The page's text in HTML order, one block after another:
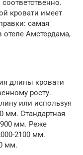
кровати имеет
самая
отеле Амстердама,
длины кровати
росту.
или используя
мм. Стандартная
мм. Реже
2100 мм.
мм.